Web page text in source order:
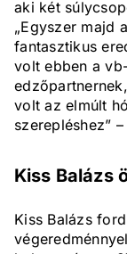
aki két
„Egyszer majd
fantasztikus
volt ebben a
volt az elmúlt
szerepléshez”
Kiss Balázs
Kiss Balázs